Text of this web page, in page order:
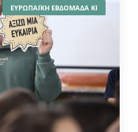
ΕΥΡΩΠΑΪΚΗ ΕΒΔΟΜΑΔΑ ΚΙ